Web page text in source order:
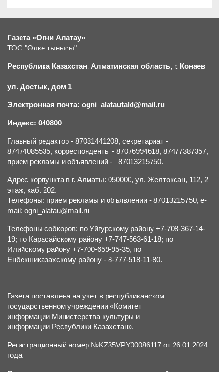
Газета «Огни Алатау»
ТОО "Өлке тынысы"
Республика Казахстан, Алматинская область, г. Конаев
ул. Достык, дом 1
Электронная почта: ogni_alatautald@mail.ru
Индекс: 040800
Главный редактор - 87081441208, секретариат -
87474085535, корреспонденты - 87076994618, 87477387357,
прием рекламы и объявлений - 87013215750.
Адрес корпункта в г. Алматы: 050000, ул. Желтоксан, 112, 2
этаж, каб. 202.
Телефоны: прием рекламы и объявлений - 87013215750, e-
mail: ogni_alatau@mail.ru
Телефоны собкоров: по Уйгурскому району +7-708-367-14-
19; по Карасайскому району +7-747-563-61-18; по
Илийскому району +7-700-659-95-35, по
Енбекшиказахскому району - 8-777-518-11-80.
Газета поставлена на учет в республиканском
государственном учреждении «Комитет
информации Министерства культуры и
информации Республики Казахстан».
Регистрационный номер №KZ35VPY00086117 от 26.01.2024
года.